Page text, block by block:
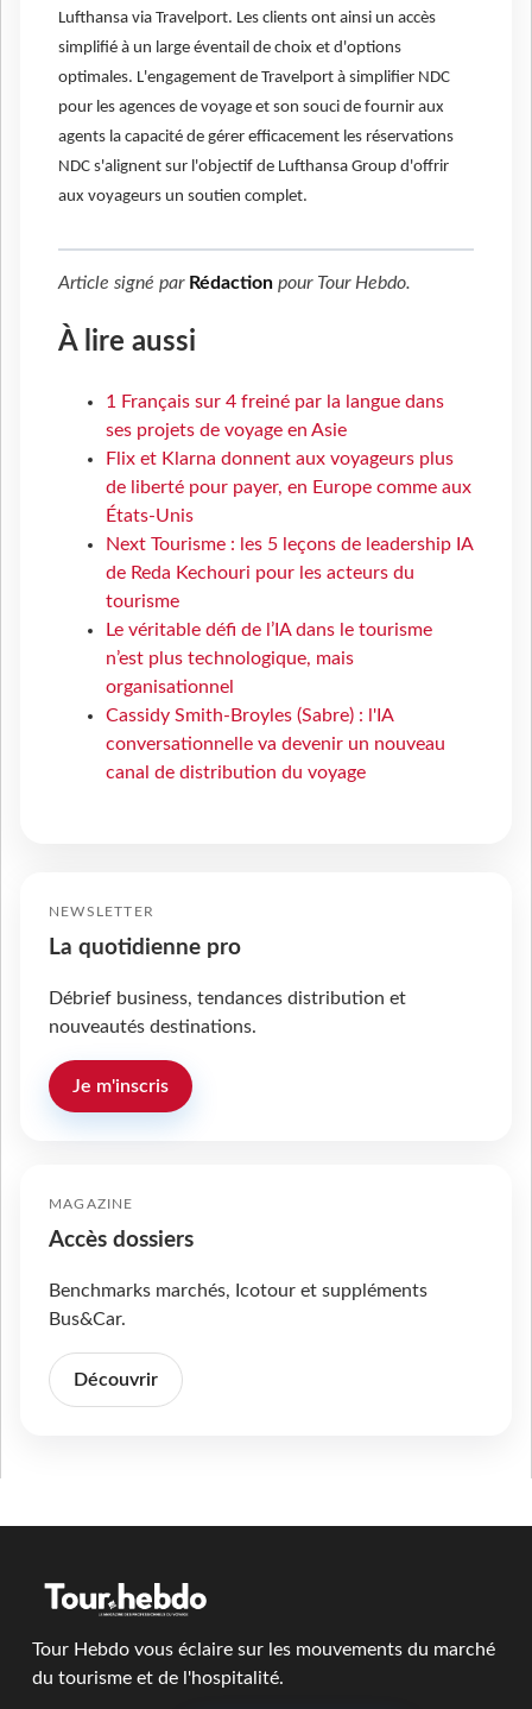
Lufthansa via Travelport. Les clients ont ainsi un accès
simplifié à un large éventail de choix et d'options
optimales. L'engagement de Travelport à simplifier NDC
pour les agences de voyage et son souci de fournir aux
agents la capacité de gérer efficacement les réservations
NDC s'alignent sur l'objectif de Lufthansa Group d'offrir
aux voyageurs un soutien complet.
Article signé par Rédaction pour Tour Hebdo.
À lire aussi
1 Français sur 4 freiné par la langue dans
ses projets de voyage en Asie
Flix et Klarna donnent aux voyageurs plus
de liberté pour payer, en Europe comme aux
États-Unis
Next Tourisme : les 5 leçons de leadership IA
de Reda Kechouri pour les acteurs du
tourisme
Le véritable défi de l’IA dans le tourisme
n’est plus technologique, mais
organisationnel
Cassidy Smith-Broyles (Sabre) : l'IA
conversationnelle va devenir un nouveau
canal de distribution du voyage
NEWSLETTER
La quotidienne pro
Débrief business, tendances distribution et
nouveautés destinations.
Je m'inscris
MAGAZINE
Accès dossiers
Benchmarks marchés, Icotour et suppléments
Bus&Car.
Découvrir
Tour Hebdo vous éclaire sur les mouvements du marché
du tourisme et de l'hospitalité.